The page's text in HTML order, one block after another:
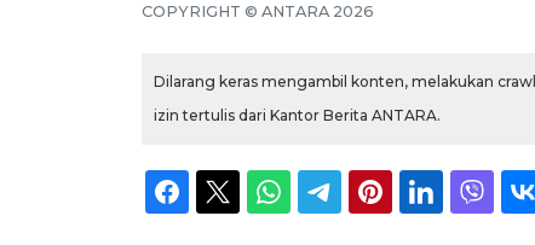
COPYRIGHT © ANTARA 2026
Dilarang keras mengambil konten, melakukan
izin tertulis dari Kantor Berita ANTARA.